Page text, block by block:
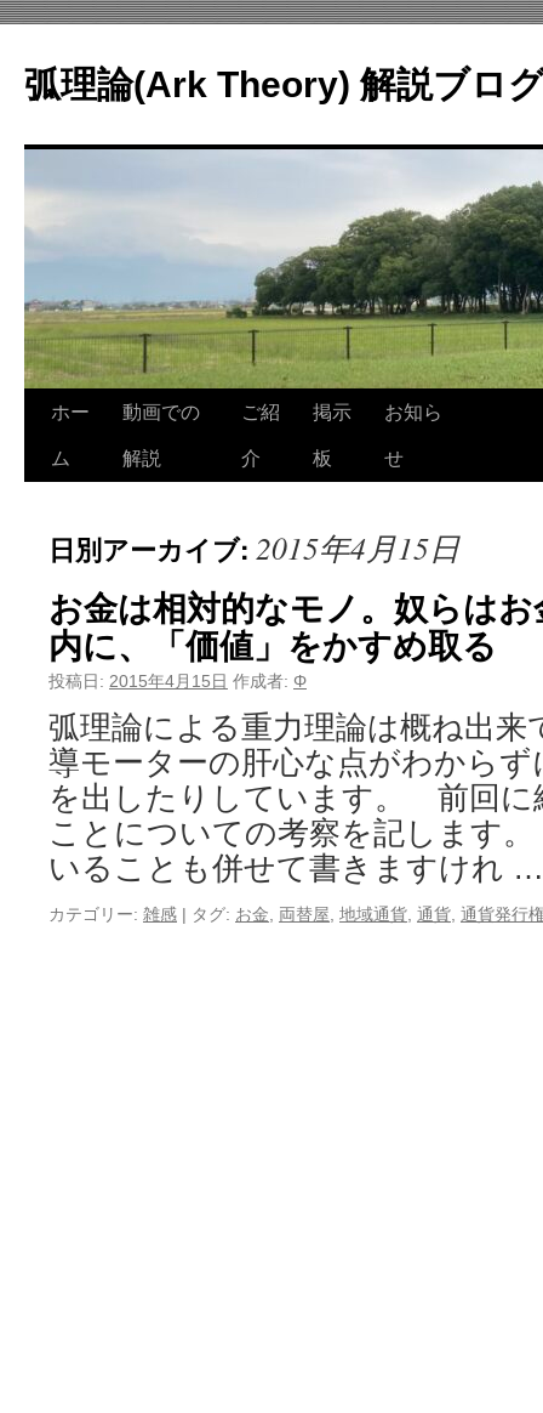
テ
ン
へ
キ
プ
弧理論(Ark Theory) 解説ブロ
ホー
ム
動画での
解説
ご紹
介
掲示
板
お知ら
せ
日別アーカイブ: 2015年4月15日
お金は相対的なモノ。奴らは
内に、「価値」をかすめ取る
投稿日: 2015年4月15日 作成者: Φ
弧理論による重力理論は概ね出来
導モーターの肝心な点がわから
を出したりしています。 前回に
ことについての考察を記します
いることも併せて書きますけれ
カテゴリー: 雑感 | タグ: お金 両替屋 地域通貨 通貨 通貨発行